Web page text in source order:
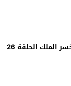
الملك الحلقة 26